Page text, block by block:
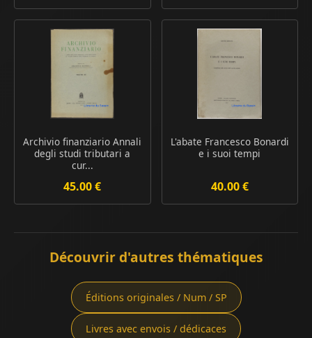
Archivio finanziario Annali
degli studi tributari a
cur...
45.00 €
L'abate Francesco Bonardi
e i suoi tempi
40.00 €
Découvrir d'autres thématiques
Éditions originales / Num / SP
Livres avec envois / dédicaces